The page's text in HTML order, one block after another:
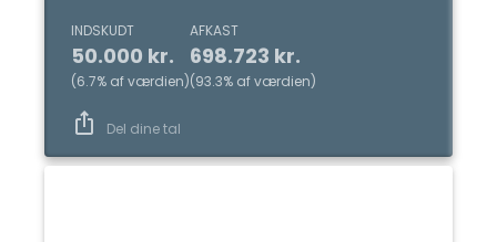
INDSKUDT
50.000 kr.
(6.7% af værdien)
AFKAST
698.723 kr.
(93.3% af værdien)
Del dine tal